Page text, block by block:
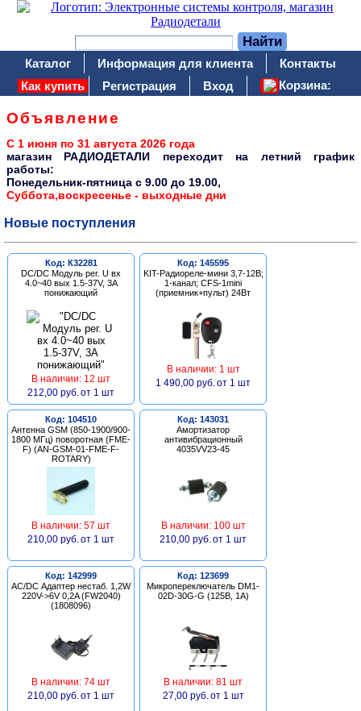
Каталог Информация для клиента
Контакты
Как купить
Регистрация Вход Корзина:
Объявление
С 1 июня по 31 августа 2026 года
магазин РАДИОДЕТАЛИ переходит на летний график
работы:
Понедельник-пятница c 9.00 до 19.00,
Суббота,воскресенье - выходные дни
Новые поступления
Код: К32281
DC/DC Модуль рег. U вх
4.0~40 вых 1.5-37V, 3A
понижающий
В наличии: 12 шт
212,00 руб. от 1 шт
Код: 145595
KIT-Радиореле-мини 3,7-12В;
1-канал; CFS-1mini
(приемник+пульт) 24Вт
В наличии: 1 шт
1 490,00 руб. от 1 шт
Код: 104510
Антенна GSM (850-1900/900-
1800 МГц) поворотная (FME-
F) (AN-GSM-01-FME-F-
ROTARY)
В наличии: 57 шт
210,00 руб. от 1 шт
Код: 143031
Амортизатор
антивибрационный
4035VV23-45
В наличии: 100 шт
210,00 руб. от 1 шт
Код: 142999
AC/DC Адаптер нестаб. 1,2W
220V->6V 0,2A (FW2040)
(1808096)
В наличии: 74 шт
210,00 руб. от 1 шт
Код: 123699
Микропереключатель DM1-
02D-30G-G (125В, 1А)
В наличии: 81 шт
27,00 руб. от 1 шт